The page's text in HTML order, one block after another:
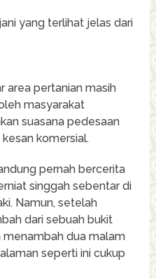
yang terlihat jelas dari
area pertanian masih
masyarakat
suasana pedesaan
komersial.
pernah bercerita
singgah sebentar di
Namun, setelah
dari sebuah bukit
menambah dua malam
seperti ini cukup